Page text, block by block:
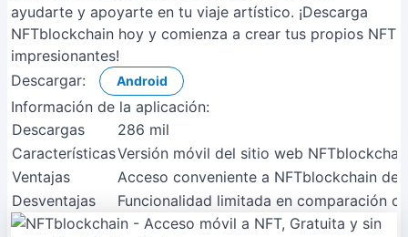
ayudarte y apoyarte en tu viaje artístico. ¡Descarga
NFTblockchain hoy y comienza a crear tus propios NFT
impresionantes!
Descargar:
Android
Información de la aplicación:
Descargas
286 mil
CaracterísticasVersión móvil del sitio web
Ventajas
Acceso conveniente a NFTblockchain
Desventajas
Funcionalidad limitada en comparación